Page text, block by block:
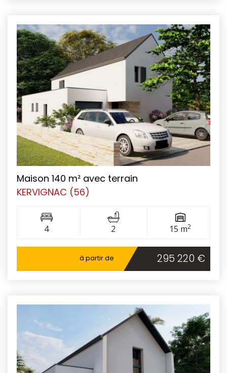
Maison 140 m² avec terrain
KERVIGNAC (56)
4 2 15 m2
à partir de 295 220 €